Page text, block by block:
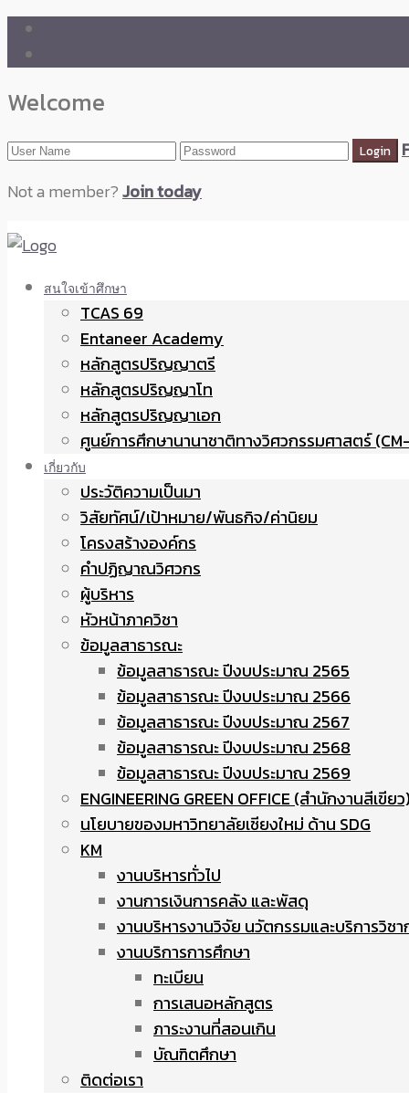
Welcome
Not a member?Join today
สนใจเข้าศึกษา
TCAS 69
Entaneer Academy
หลักสูตรปริญญาตรี
หลักสูตรปริญญาโท
หลักสูตรปริญญาเอก
ศูนย์การศึกษานานาชาติทางวิศวกรรมศาสตร์
เกี่ยวกับ
ประวัติความเป็นมา
วิสัยทัศน์/เป้าหมาย/พันธกิจ/ค่านิยม
โครงสร้างองค์กร
คำปฏิญาณวิศวกร
ผู้บริหาร
หัวหน้าภาควิชา
ข้อมูลสาธารณะ
ข้อมูลสาธารณะ ปีงบประมาณ 2565
ข้อมูลสาธารณะ ปีงบประมาณ 2566
ข้อมูลสาธารณะ ปีงบประมาณ 2567
ข้อมูลสาธารณะ ปีงบประมาณ 2568
ข้อมูลสาธารณะ ปีงบประมาณ 2569
ENGINEERING GREEN OFFICE (สำนักงานสีเขีย
นโยบายของมหาวิทยาลัยเชียงใหม่ ด้าน SDG
KM
งานบริหารทั่วไป
งานการเงินการคลัง และพัสดุ
งานบริหารงานวิจัย นวัตกรรมและบริการวิชา
งานบริการการศึกษา
ทะเบียน
การเสนอหลักสูตร
ภาระงานที่สอนเกิน
บัณฑิตศึกษา
ติดต่อเรา